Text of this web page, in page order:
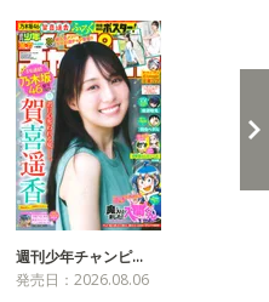
週刊少年チャンピ…
発売日：2026.08.06